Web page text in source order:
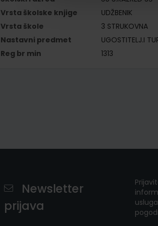
Vrsta školske knjige
UDŽBENIK
Vrsta škole
3 STRUKOVNA
Nastavni predmet
UGOSTITELJ.I
Reg br min
1313
Newsletter
prijava